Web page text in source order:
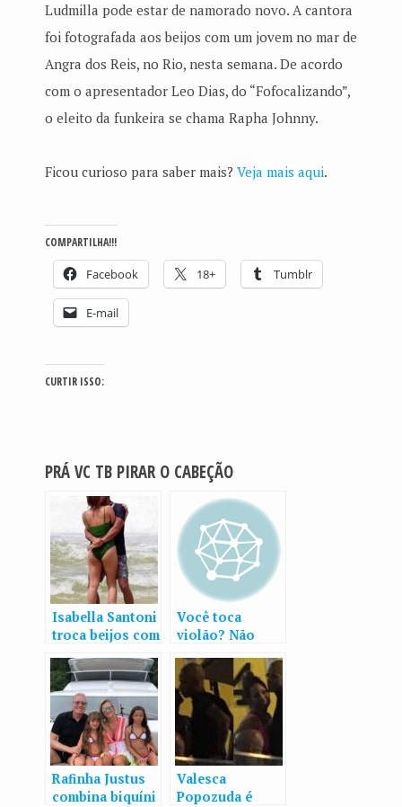
Ludmilla pode estar de namorado novo. A cantora
foi fotografada aos beijos com um jovem no mar de
Angra dos Reis, no Rio, nesta semana. De acordo
com o apresentador Leo Dias, do “Fofocalizando”,
o eleito da funkeira se chama Rapha Johnny.
Ficou curioso para saber mais? Veja mais aqui.
COMPARTILHA!!!
Facebook 18+ Tumblr
E-mail
CURTIR ISSO:
PRÁ VC TB PIRAR O CABEÇÃO
Isabella Santoni
troca beijos com
Vaz durante
competição
Você toca
violão? Não
Este rapaz
destrói!
Rafinha Justus
combina biquíni
Valesca
Popozuda é